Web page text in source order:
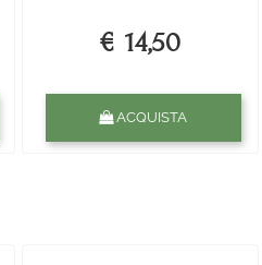
€ 14,50
ACQUISTA